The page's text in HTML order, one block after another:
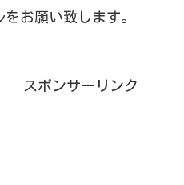
お願い致します。
スポンサーリンク